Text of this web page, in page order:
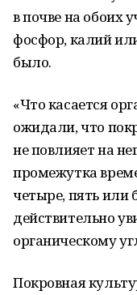
в почве на обоих
фосфор, калий
было.
«Что касается
ожидали, что
не повлияет на
промежутка
четыре, пять или
действительно
органическому
Покровная